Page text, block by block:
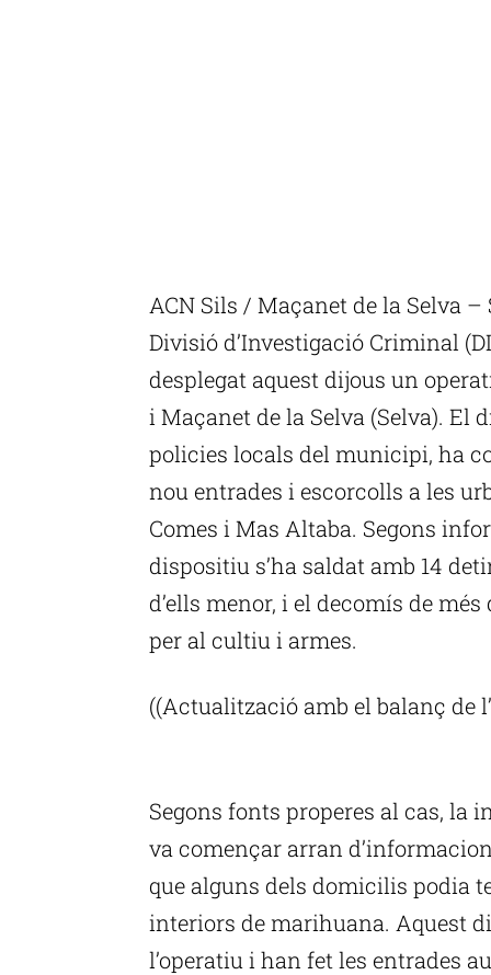
ACN Sils / Maçanet de la Selva
Divisió d’Investigació Criminal
desplegat aquest dijous un
i Maçanet de la Selva (Selva). El
policies locals del municipi, ha
nou entrades i escorcolls a les
Comes i Mas Altaba. Segons
dispositiu s’ha saldat amb 14
d’ells menor, i el decomís de
per al cultiu i armes.
((Actualització amb el balanç de
Segons fonts properes al cas, la
va començar arran
que alguns dels domicilis podia
interiors de marihuana. Aquest
l’operatiu i han fet les entrades